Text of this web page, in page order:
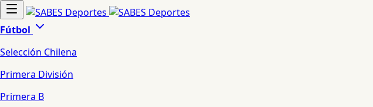
Fútbol
Selección Chilena
Primera División
Primera B